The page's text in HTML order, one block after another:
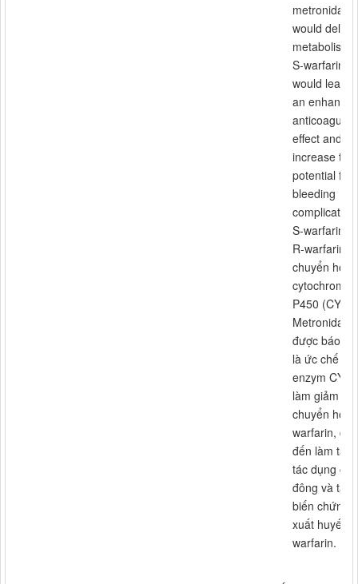
would delay
metabolism
S-warfarin;
would lead
an enhanced
effect and
increase the
potential for
bleeding
S-warfarin
R-warfarin
chuyển hóa
cytochrome
P450 (CYP),
Metronidazol
được báo
là ức chế
enzym
làm giảm
chuyển hóa
warfarin, dẫn
đến làm tăng
tác dụng
đông và tăng
biến chứng
xuất huyết
warfarin.